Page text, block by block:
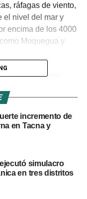
ráfagas de viento,
el nivel del mar y
encima de los 4000
Moquegua y
y la abundante
donde también
diurna y la
o arena en zonas
y tomar
por lluvias,
a
incremento de
en Tacna y
simulacro
en tres distritos